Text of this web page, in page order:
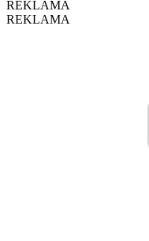
REKLAMA
REKLAMA